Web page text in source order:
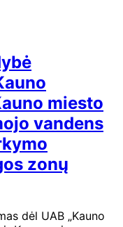
miesto
vandens
zonų
dėl UAB „Kauno